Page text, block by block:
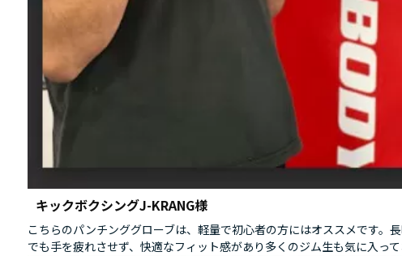
キックボクシングJ-KRANG様
こちらのパンチンググローブは、軽量で初心者の方にはオススメです。
でも手を疲れさせず、快適なフィット感があり多くのジム生も気に入って